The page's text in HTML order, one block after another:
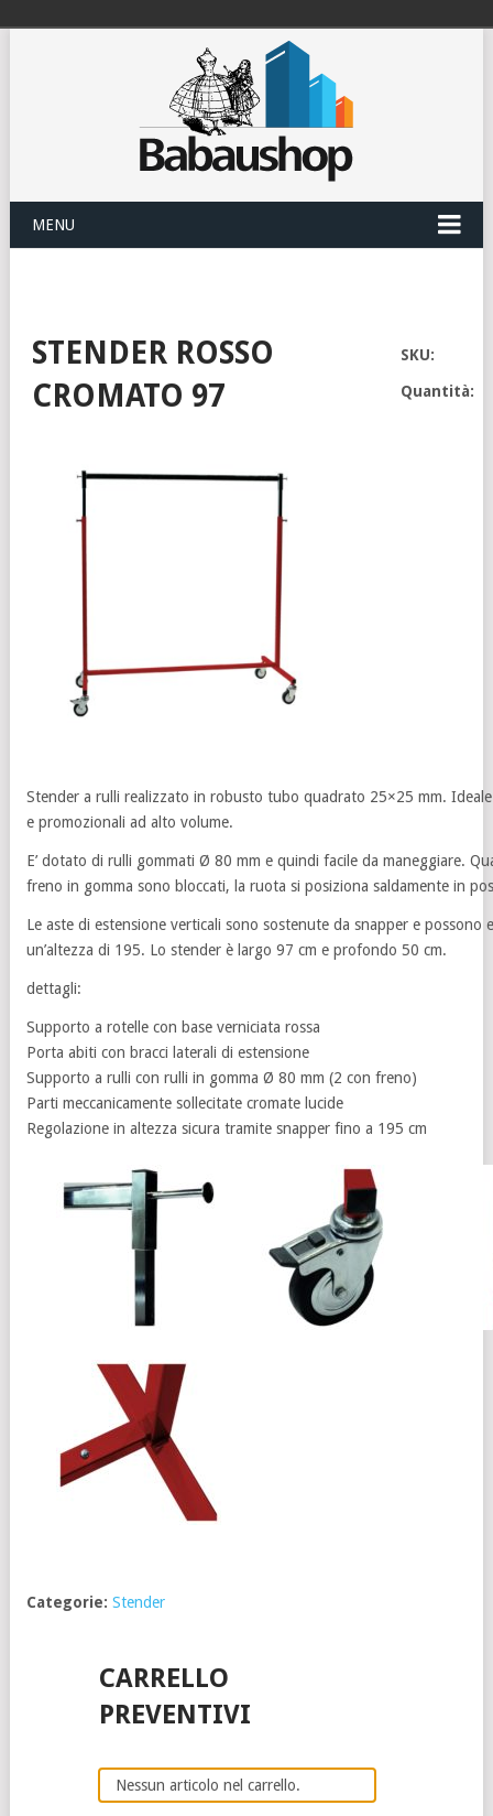
MENU
STENDER ROSSO
CROMATO 97
SKU:
Quantità:
Stender a rulli realizzato in robusto tubo quadrato 25×25 mm.
e promozionali ad alto volume.
E’ dotato di rulli gommati Ø 80 mm e quindi facile da maneggiare.
freno in gomma sono bloccati, la ruota si posiziona saldamente in
Le aste di estensione verticali sono sostenute da snapper e possono
un’altezza di 195. Lo stender è largo 97 cm e profondo 50 cm.
dettagli:
Supporto a rotelle con base verniciata rossa
Porta abiti con bracci laterali di estensione
Supporto a rulli con rulli in gomma Ø 80 mm (2 con freno)
Parti meccanicamente sollecitate cromate lucide
Regolazione in altezza sicura tramite snapper fino a 195 cm
Categorie: Stender
CARRELLO
PREVENTIVI
Nessun articolo nel carrello.